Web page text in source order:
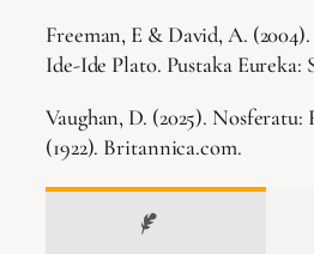
Freeman, E & David, A.
Ide-Ide Plato. Pustaka Eureka:
Vaughan, D. (2025).
(1922). Britannica.com.